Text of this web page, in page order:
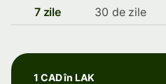
7 zile 30 de zile
1 CAD în LAK